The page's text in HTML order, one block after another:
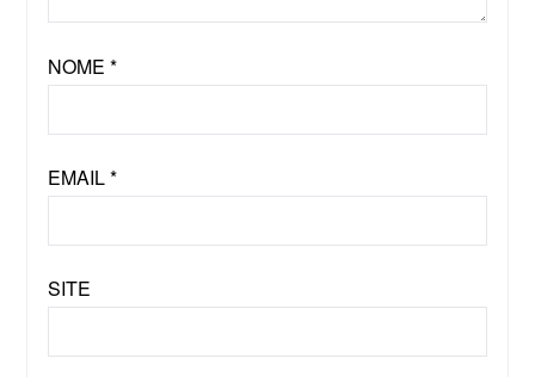
NOME *
EMAIL*
SITE